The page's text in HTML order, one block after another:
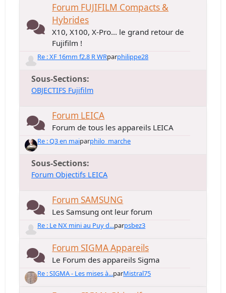
Forum FUJIFILM Compacts &
Hybrides
X10, X100, X-Pro... le grand retour de
Fujifilm !
Re : XF 16mm f2.8 R WRparphilippe28
Sous-Sections
OBJECTIFS Fujifilm
Forum LEICA
Forum de tous les appareils LEICA
Re : Q3 en maiparphilo_marche
Sous-Sections
Forum Objectifs LEICA
Forum SAMSUNG
Les Samsung ont leur forum
Re : Le NX mini au Puy d...parpsbez3
Forum SIGMA Appareils
Le Forum des appareils Sigma
Re : SIGMA - Les mises à...parMistral75